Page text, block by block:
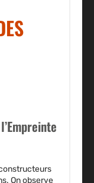
On observe